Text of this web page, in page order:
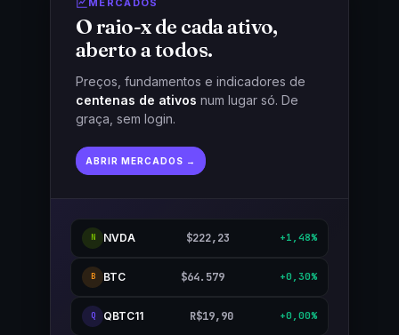
O raio-x de cada ativo,
aberto a todos.
Preços, fundamentos e indicadores de
centenas de ativos num lugar só. De
graça, sem login.
ABRIR MERCADOS →
N NVDA $222,23 +1,48%
B BTC $64.579 +0,30%
Q QBTC11 R$19,90 +0,00%